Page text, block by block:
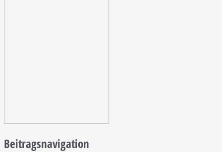
Beitragsnavigation